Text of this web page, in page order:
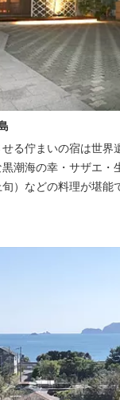
る佇まいの宿は世界
潮海の幸・サザエ・
）などの料理が堪能